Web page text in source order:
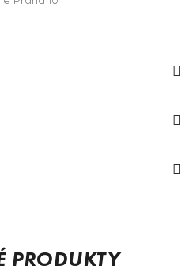
PRODUKTY